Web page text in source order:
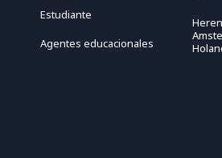
Estudiante
Agentes educacionales